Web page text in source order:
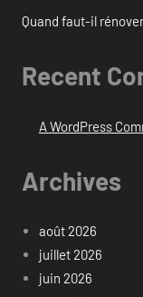
Quand faut-il
Recent
A WordPress
Archives
août 2026
juillet 2026
juin 2026